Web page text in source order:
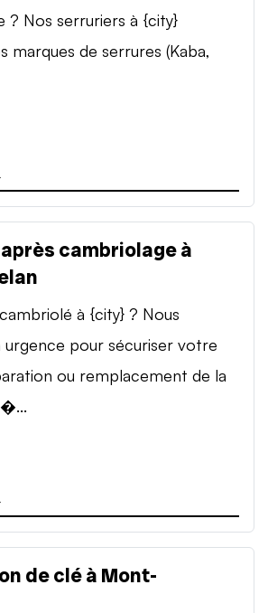
? Nos serruriers à {city}
marques de serrures (Kaba,
cambriolage à
à {city} ? Nous
pour sécuriser votre
ou remplacement de la
de clé à Mont-